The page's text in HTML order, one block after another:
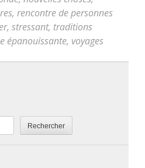
, rencontre de personnes
, stressant, traditions
épanouissante, voyages
Rechercher